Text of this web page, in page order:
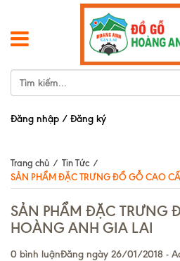
Đăng nhập / Đăng ký
Trang chủ / Tin Tức /
SẢN PHẨM ĐẶC TRƯNG ĐỒ GỖ CAO
SẢN PHẨM ĐẶC TRƯNG
HOÀNG ANH GIA LAI
Đăng ngày 26/01/2018 -
0 bình luận